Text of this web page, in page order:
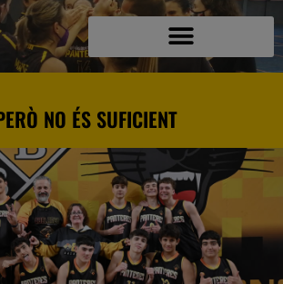
NO ÉS SUFICIENT